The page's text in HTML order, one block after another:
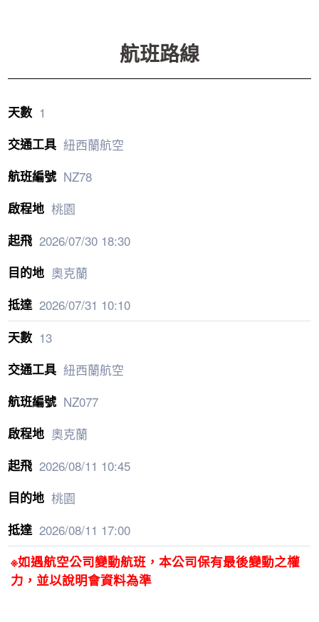
1
紐西蘭航空
NZ78
桃園
2026/07/30 18:30
奧克蘭
2026/07/31 10:10
13
紐西蘭航空
NZ077
奧克蘭
2026/08/11 10:45
桃園
2026/08/11 17:00
※如遇航空公司變動航班，本公司保有最後變動之權
力，並以說明會資料為準